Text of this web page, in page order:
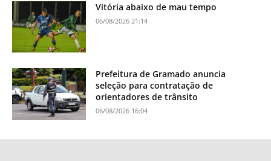
Vitória abaixo de mau tempo
06/08/2026 21:14
Prefeitura de Gramado anuncia
seleção para contratação de
orientadores de trânsito
06/08/2026 16:04